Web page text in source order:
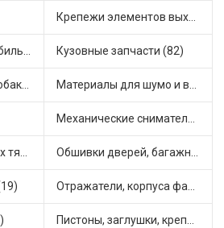
Крепежи элементов выхлопной системы (5)
Кронштейны автомобильные (4) Кузовные запчасти (82)
Лючки, крышки бензобака (6) Материалы для шумо и виброизоляции (1)
Механические сниматели (1)
Наконечники рулевых тяг (30) Обшивки дверей, багажника, потолков, накладки салона (36)
Отражатели, корпуса фар и фонарей (1)
Пистоны, заглушки, крепежные элементы (12)